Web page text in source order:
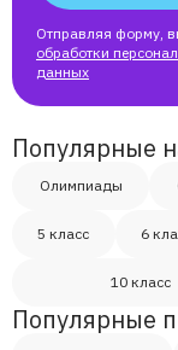
Отправляя форму,
обработки
данных
Популярные
Олимпиады
5 класс 6
10 класс
Популярные